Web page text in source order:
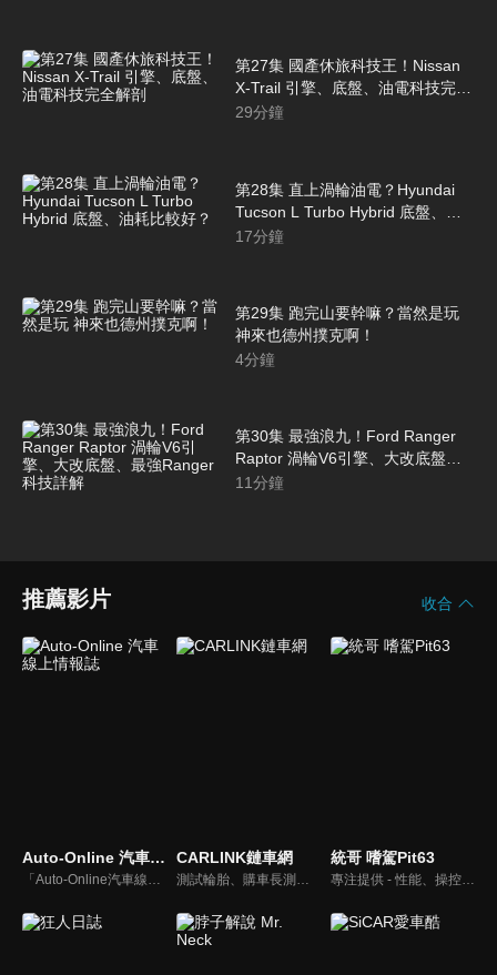
第27集 國產休旅科技王！Nissan
X-Trail 引擎、底盤、油電科技完全
解剖
29分鐘
第28集 直上渦輪油電？Hyundai
Tucson L Turbo Hybrid 底盤、油
耗比較好？
17分鐘
第29集 跑完山要幹嘛？當然是玩
神來也德州撲克啊！
4分鐘
第30集 最強浪九！Ford Ranger
Raptor 渦輪V6引擎、大改底盤、
最強Ranger 科技詳解
11分鐘
推薦影片 收合
Auto-Online 汽車線上情報誌 CARLINK鏈車網 統哥 嗜駕Pit63
專注提供 - 性能、操控、改裝、樂趣、實用 的汽車頻道。